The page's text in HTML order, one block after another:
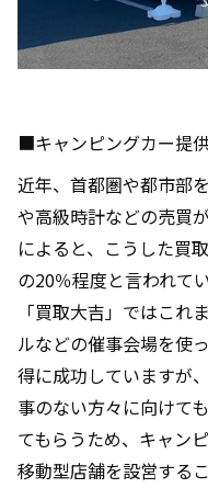
■キャンピングカー提
近年、首都圏や都市部
や高級時計などの売買
によると、こうした買
の20％程度と言われてい
「買取大吉」ではこれ
ルなどの催事会場を使
得に成功していますが
事のない方々に向けて
てもらうため、キャン
移動型店舗を設営する